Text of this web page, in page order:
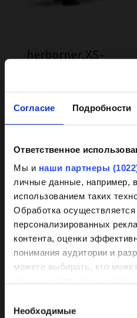
Согласие Подробности
Ответственное
Мы и наши партнеры
личные данные, например,
использованием таких
Обработка
персонализированных
контента, оценки
понимания аудитории и
можете выбирать, кто
Если вы разрешите, мы
согласия
Необходимые
Background
knowledge
pumps
Our HPC coating
as the best of its
Wear, corrosion,
effectively
herborner.XS-
herborner.XS-N
узнать больше